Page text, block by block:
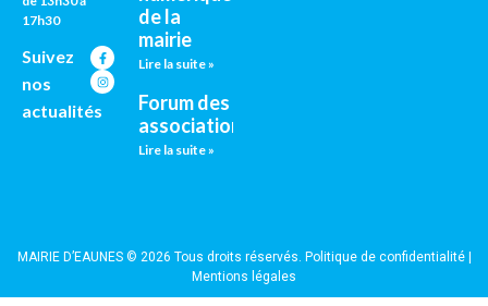
17h30
Suivez
nos
actualités
de la
mairie
Lire la suite »
Forum des
associations
Lire la suite »
MAIRIE D’EAUNES © 2026 Tous droits réservés. Politique de confidentialité|
Mentions légales